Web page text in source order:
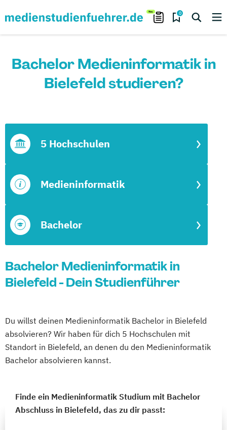
0
Bachelor Medieninformatik in
Bielefeld studieren?
Bachelor
Medieninformatik
5 Hochschulen
Bachelor Medieninformatik in
Bielefeld - Dein Studienführer
Du willst deinen Medieninformatik Bachelor in Bielefeld
absolvieren? Wir haben für dich 5 Hochschulen mit
Standort in Bielefeld, an denen du den Medieninformatik
Bachelor absolvieren kannst.
Finde ein Medieninformatik Studium mit Bachelor
Abschluss in Bielefeld, das zu dir passt: